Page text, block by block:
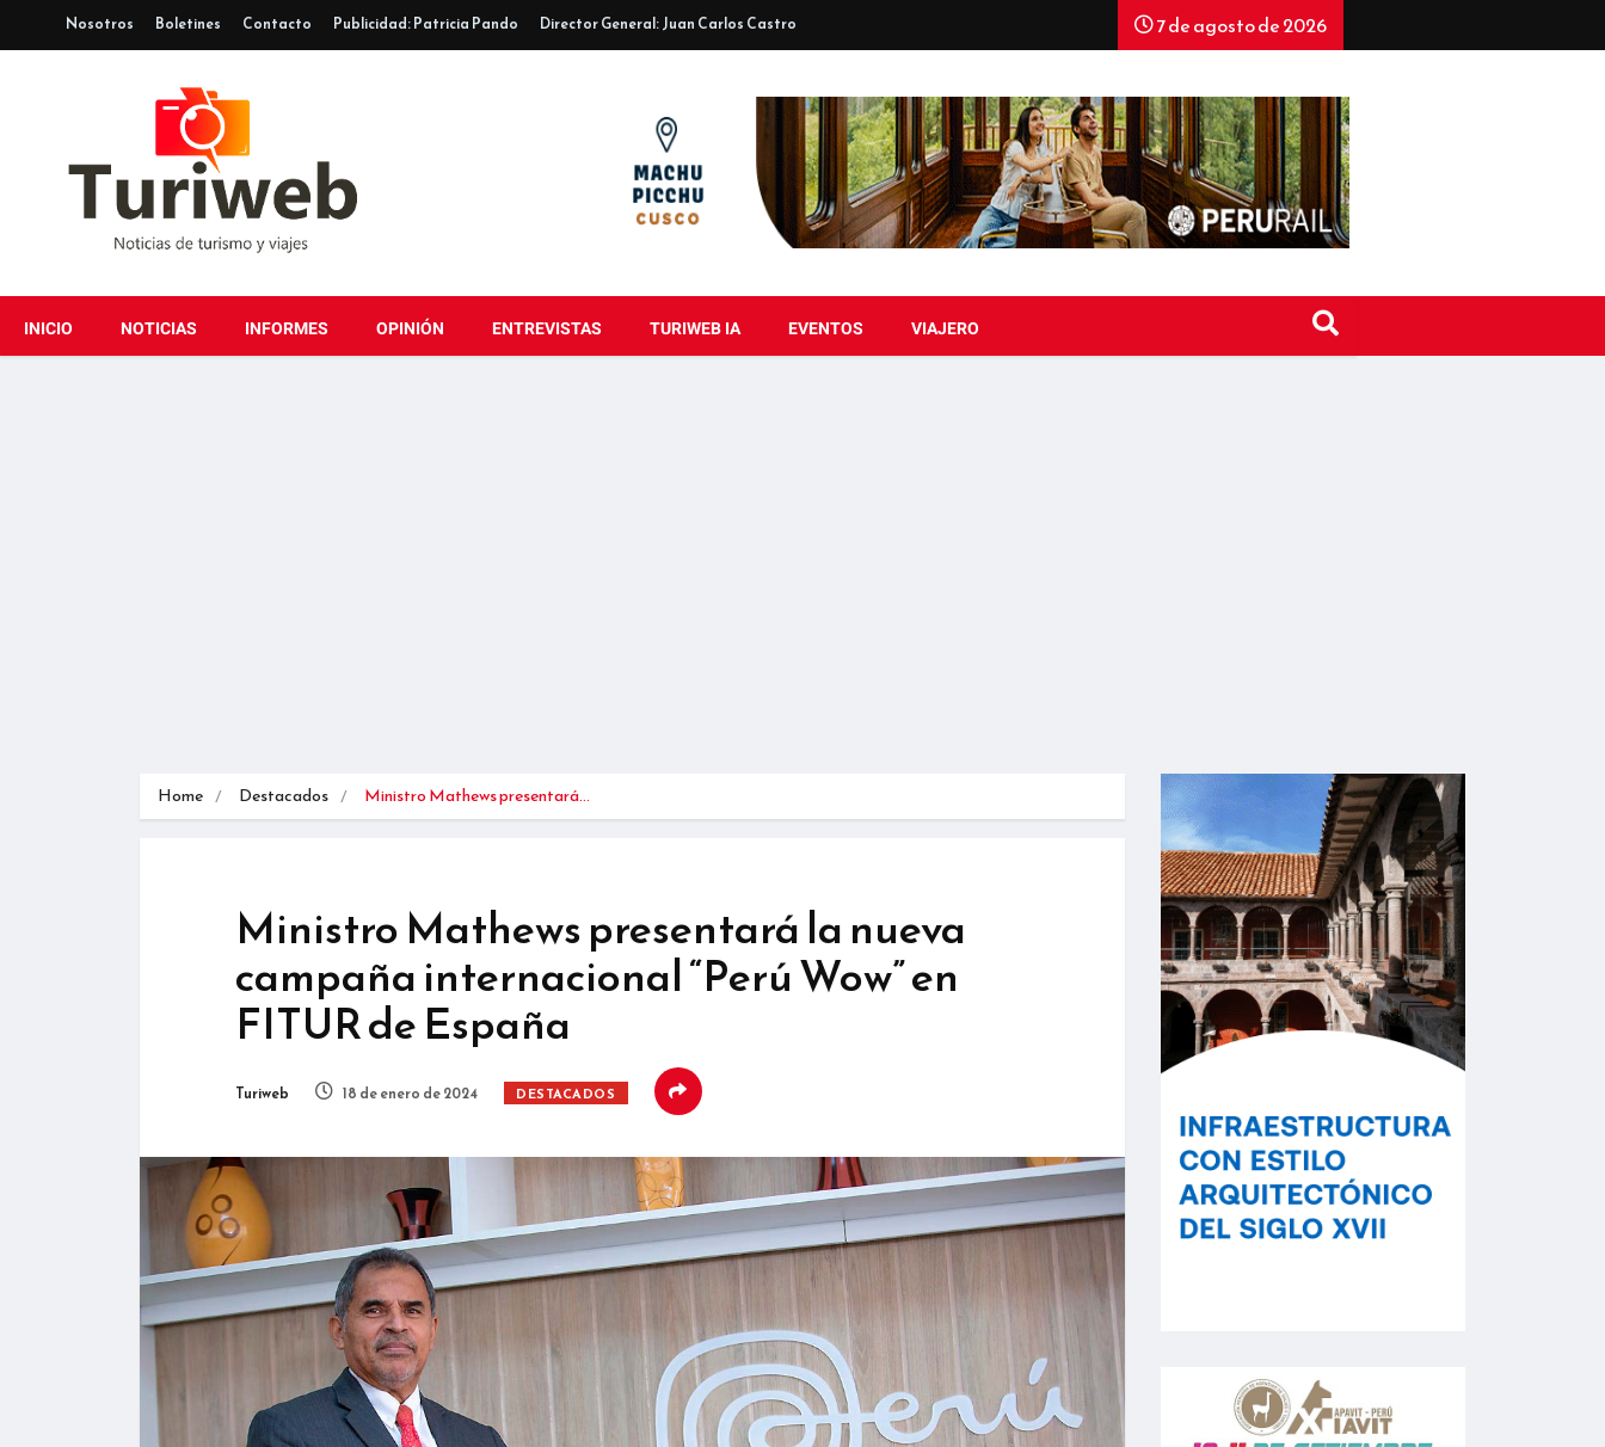
Nosotros Boletines Contacto Publicidad: Patricia Pando Director General: Juan Carlos Castro 7 de agosto de 2026
INICIO NOTICIAS INFORMES OPINIÓN ENTREVISTAS TURIWEB IA EVENTOS VIAJERO
Home Destacados Ministro Mathews presentará…
Ministro Mathews presentará la nueva
campaña internacional “Perú Wow” en
FITUR de España
Turiweb 18 de enero de 2024 DESTACADOS